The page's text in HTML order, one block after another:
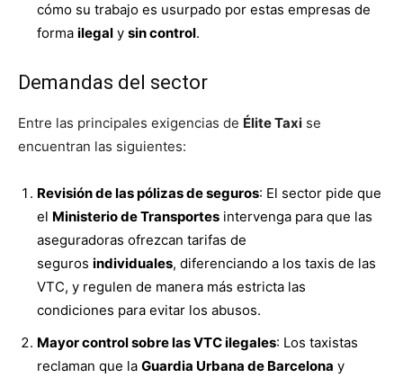
cómo su trabajo es usurpado por estas empresas de
forma ilegal y sin control.
Demandas del sector
Entre las principales exigencias de Élite Taxi se
encuentran las siguientes:
Revisión de las pólizas de seguros: El sector pide que
el Ministerio de Transportes intervenga para que las
aseguradoras ofrezcan tarifas de
seguros individuales, diferenciando a los taxis de las
VTC, y regulen de manera más estricta las
condiciones para evitar los abusos.
Mayor control sobre las VTC ilegales: Los taxistas
reclaman que la Guardia Urbana de Barcelona y